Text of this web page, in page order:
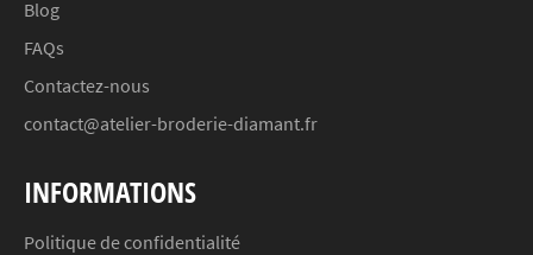
Blog
FAQs
Contactez-nous
contact@atelier-broderie-diamant.fr
INFORMATIONS
Politique de confidentialité